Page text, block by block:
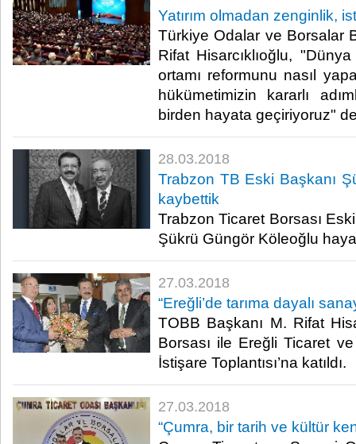
Yatırım olmadan zenginlik,
Türkiye Odalar ve Borsalar
Rifat Hisarcıklıoğlu,
ortamı reformunu nasıl
hükümetimizin kararlı
birden hayata geçiriyoruz"
28.03.2018
Trabzon TB Eski Başkanı
kaybettik
Trabzon Ticaret Borsası
Şükrü Güngör Köleoğlu
27.03.2018
“Ereğli’de tarıma dayalı
TOBB Başkanı M. Rifat
Borsası ile Ereğli Ticaret
İstişare Toplantısı’na katıldı.​
27.03.2018
“Çumra, bir tarih ve kültür